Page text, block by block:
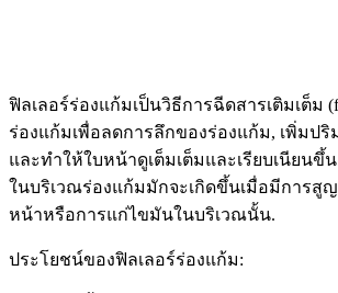
ฟิลเลอร์ร่องแก้มเป็นวิธีการฉีดสารเติมเต็ม
ร่องแก้มเพื่อลดการลึกของร่องแก้ม, เพิ่มป
และทำให้ใบหน้าดูเต็มเต็มและเรียบเนียน
ในบริเวณร่องแก้มมักจะเกิดขึ้นเมื่อมีการสู
หน้าหรือการแก่ไขมันในบริเวณนั้น.
ประโยชน์ของฟิลเลอร์ร่องแก้ม: